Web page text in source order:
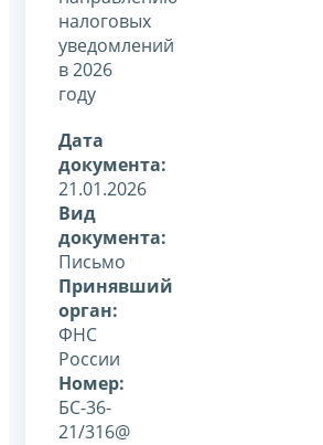
налоговых
уведомлений
в 2026
году
Дата
документа:
21.01.2026
Вид
документа:
Письмо
Принявший
орган:
ФНС
России
Номер:
БС-36-
21/316@